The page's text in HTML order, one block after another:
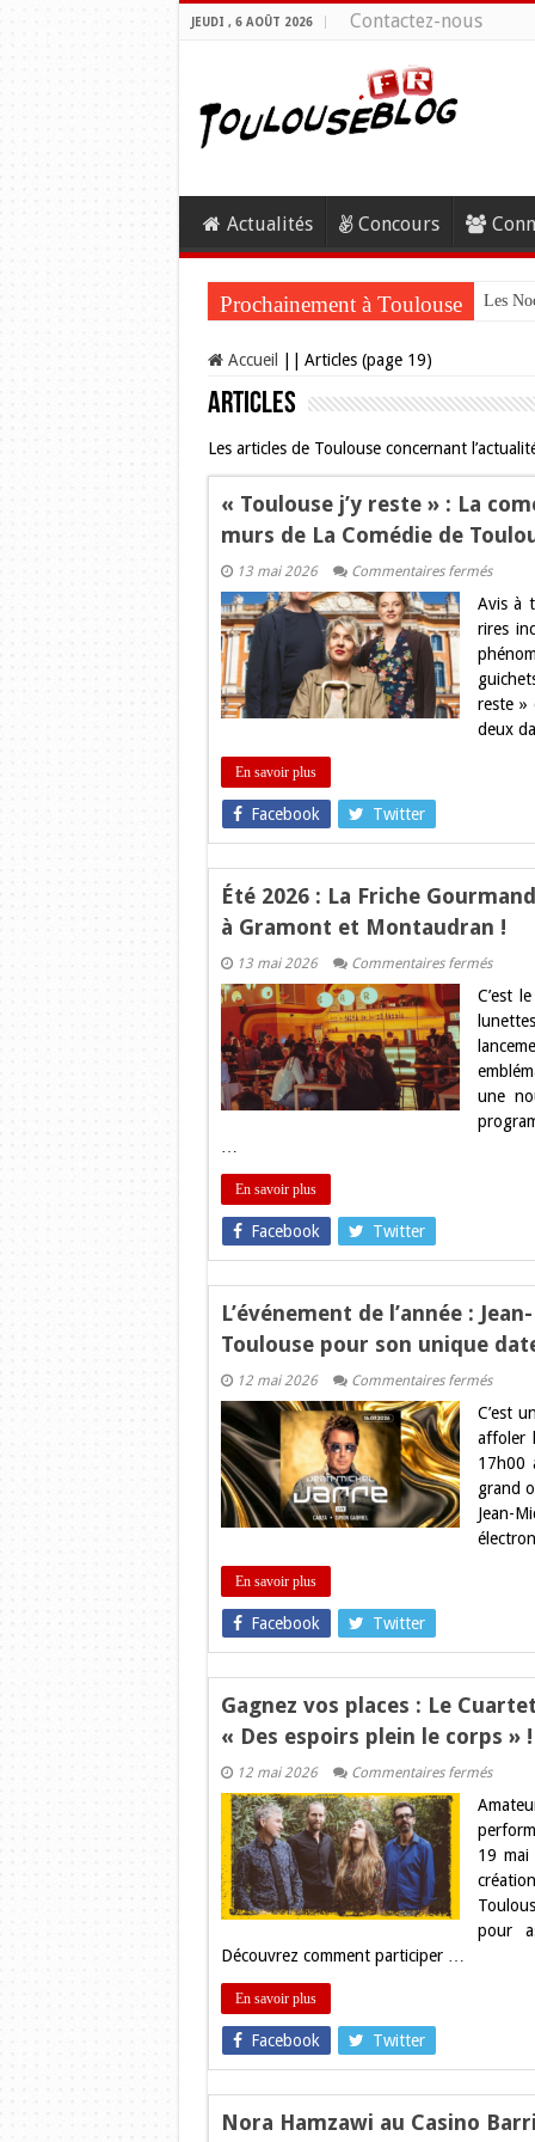
JEUDI , 6 AOÛT 2026 Contactez-nous
Actualités Concours
Prochainement à Toulouse Les
Accueil Articles (page 19)
Articles
Les articles de Toulouse concernant
« Toulouse j’y reste » : La
murs de La Comédie de
13 mai 2026 Commentaires ferméssur
j’y
reste »
La
100%
!
Avis à
rires
reste »
deux
En savoir plus
Facebook Twitter
Été 2026 : La Friche
à Gramont et Montaudran !
13 mai 2026 Commentaires ferméssur
2026
La
Friche
lance
sa
sur
C’est
une
En savoir plus
Facebook Twitter
L’événement de l’année :
Toulouse pour son unique
12 mai 2026 Commentaires ferméssur
de
l’année
:
Jean-
Michel
Jarre
Poney
!
C’est
affoler
17h00
grand
Jean-
En savoir plus
Facebook Twitter
Gagnez vos places : Le
« Des espoirs plein le corps » !
12 mai 2026 Commentaires ferméssur
vos
places
:
Le
Tafì
Salle
!
19 mai
pour
Découvrez comment participer …
En savoir plus
Facebook Twitter
Nora Hamzawi au Casino